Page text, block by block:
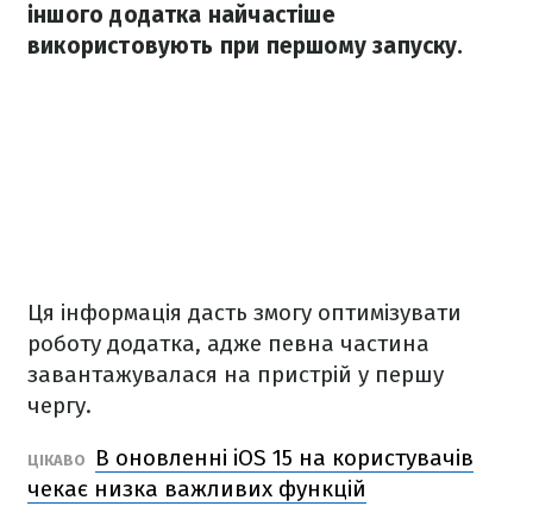
іншого додатка найчастіше
використовують при першому запуску.
Ця інформація дасть змогу оптимізувати
роботу додатка, адже певна частина
завантажувалася на пристрій у першу
чергу.
ЦІКАВО
В оновленні iOS 15 на користувачів
чекає низка важливих функцій